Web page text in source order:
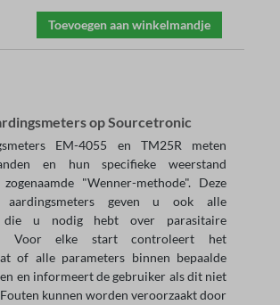
Toevoegen aan winkelmandje
op Sourcetronic
EM-4055 en TM25R meten
en hun specifieke weerstand
"Wenner-methode". Deze
aardingsmeters geven u ook alle
die u nodig hebt over parasitaire
Voor elke start controleert het
of alle parameters binnen bepaalde
en informeert de gebruiker als dit niet
Fouten kunnen worden veroorzaakt door